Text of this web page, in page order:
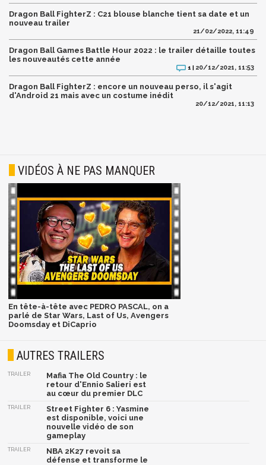
Dragon Ball FighterZ : C21 blouse blanche tient sa date et un
nouveau trailer
21/02/2022, 11:49
Dragon Ball Games Battle Hour 2022 : le trailer détaille toutes
les nouveautés cette année
1 | 20/12/2021, 11:53
Dragon Ball FighterZ : encore un nouveau perso, il s'agit
d'Android 21 mais avec un costume inédit
20/12/2021, 11:13
VIDÉOS À NE PAS MANQUER
En tête-à-tête avec PEDRO PASCAL, on a
parlé de Star Wars, Last of Us, Avengers
Doomsday et DiCaprio
AUTRES TRAILERS
TRAILER
Mafia The Old Country : le
retour d'Ennio Salieri est
au cœur du premier DLC
TRAILER
Street Fighter 6 : Yasmine
est disponible, voici une
nouvelle vidéo de son
gameplay
TRAILER
NBA 2K27 revoit sa
défense et transforme le